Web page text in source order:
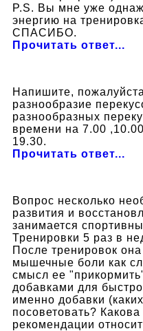
P.S. Вы мне уже
энергию на
СПАСИБО.
Прочитать ответ...
Напишите,
разнообразие
разнообразных
времени на 7.00
19.30.
Прочитать ответ...
Вопрос несколько
развития и
занимается
Тренировки 5 раз в
После тренировок
мышечные боли как
смысл ее
добавками для
именно добавки
посоветовать?
рекомендации